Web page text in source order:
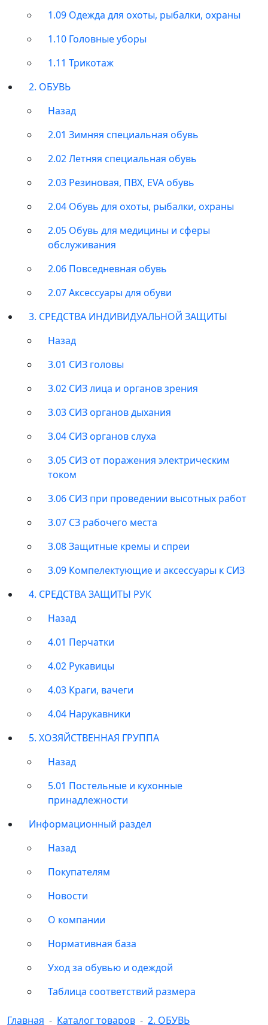
1.09 Одежда для охоты, рыбалки, охраны
1.10 Головные уборы
1.11 Трикотаж
2. ОБУВЬ
Назад
2.01 Зимняя специальная обувь
2.02 Летняя специальная обувь
2.03 Резиновая, ПВХ, EVA обувь
2.04 Обувь для охоты, рыбалки, охраны
2.05 Обувь для медицины и сферы
обслуживания
2.06 Повседневная обувь
2.07 Аксессуары для обуви
3. СРЕДСТВА ИНДИВИДУАЛЬНОЙ ЗАЩИТЫ
Назад
3.01 СИЗ головы
3.02 СИЗ лица и органов зрения
3.03 СИЗ органов дыхания
3.04 СИЗ органов слуха
3.05 СИЗ от поражения электрическим
током
3.06 СИЗ при проведении высотных работ
3.07 СЗ рабочего места
3.08 Защитные кремы и спреи
3.09 Компелектующие и аксессуары к СИЗ
4. СРЕДСТВА ЗАЩИТЫ РУК
Назад
4.01 Перчатки
4.02 Рукавицы
4.03 Краги, вачеги
4.04 Нарукавники
5. ХОЗЯЙСТВЕННАЯ ГРУППА
Назад
5.01 Постельные и кухонные
принадлежности
Информационный раздел
Назад
Покупателям
Новости
О компании
Нормативная база
Уход за обувью и одеждой
Таблица соответствий размера
Главная Каталог товаров 2. ОБУВЬ